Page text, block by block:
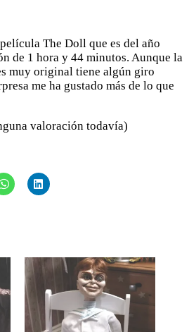
The Doll que es del año
de 1 hora y 44 minutos. Aunque la
muy original tiene algún giro
me ha gustado más de lo que
valoración todavía)